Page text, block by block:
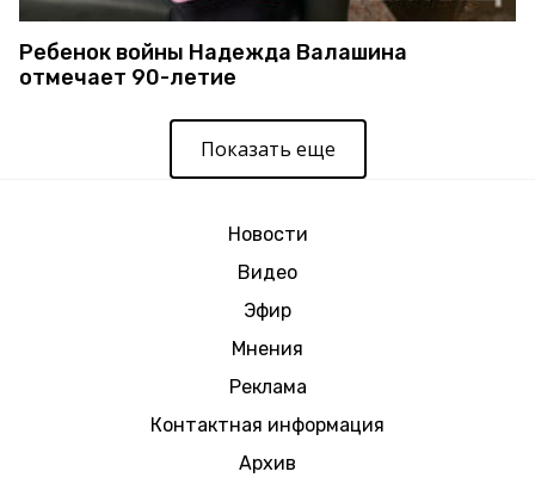
Ребенок войны Надежда Валашина
отмечает 90-летие
Показать еще
Новости
Видео
Эфир
Мнения
Реклама
Контактная информация
Архив